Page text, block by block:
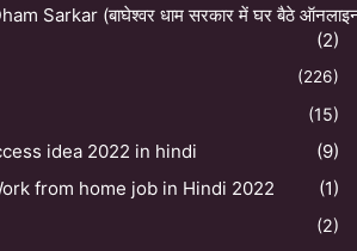
Sarkar (बाघेश्वर धाम सरकार में घर बैठे
(2)
(226)
(15)
idea 2022 in hindi
(9)
from home job in Hindi 2022
(1)
(2)